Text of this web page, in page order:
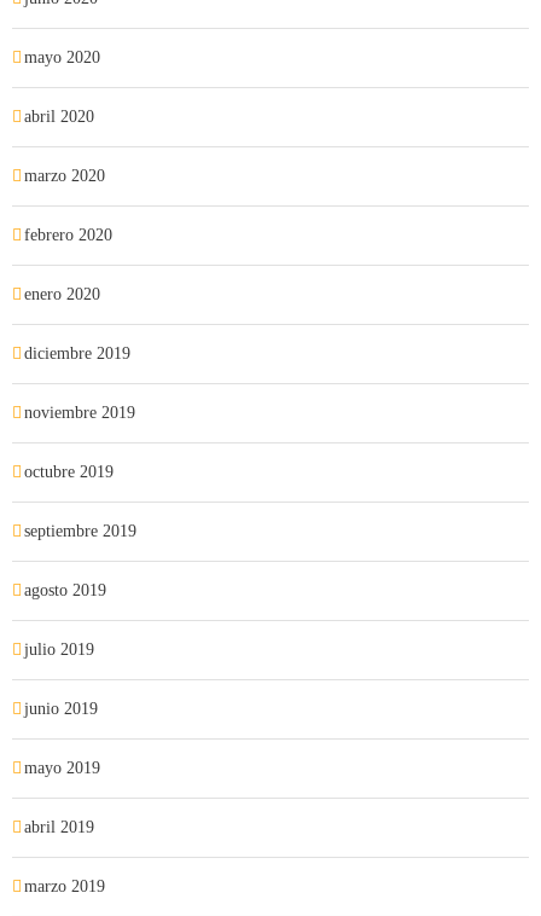
mayo 2020
abril 2020
marzo 2020
febrero 2020
enero 2020
diciembre 2019
noviembre 2019
octubre 2019
septiembre 2019
agosto 2019
julio 2019
junio 2019
mayo 2019
abril 2019
marzo 2019